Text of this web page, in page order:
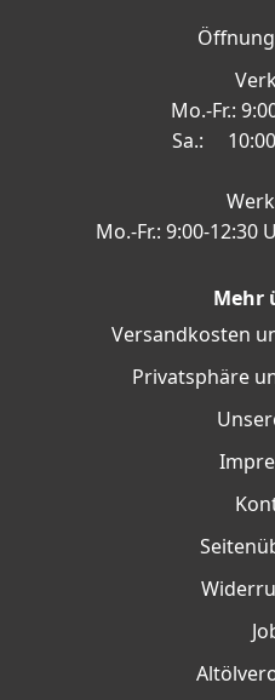
Mo.-Fr.:
Sa.:
Mo.-Fr.: 9:00-12:30
Mehr
Versandkosten
Privatsphäre